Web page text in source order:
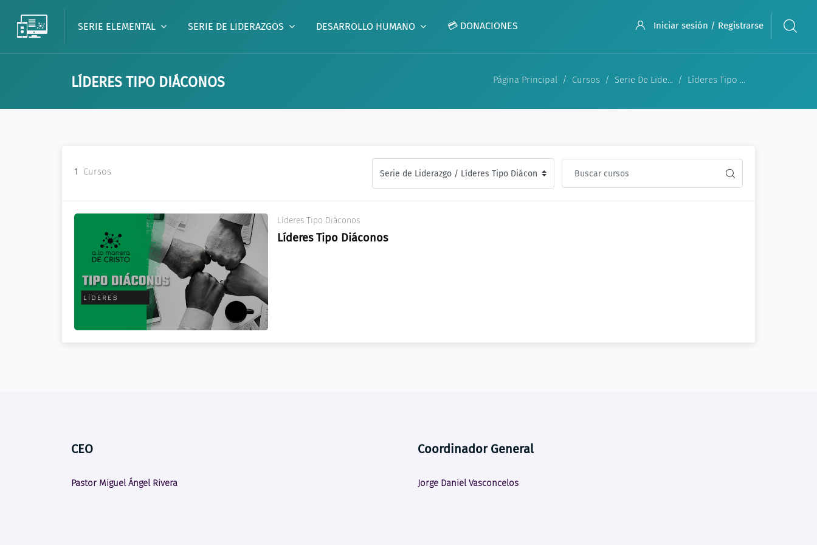
SERIE ELEMENTAL SERIE DE LIDERAZGOS DESARROLLO HUMANO 💳 DONACIONES Iniciar sesión / Registrarse
LÍDERES TIPO DIÁCONOS Página Principal Cursos Serie De Liderazgo Líderes Tipo Diáconos
1 Cursos
Líderes Tipo Diáconos
Líderes Tipo Diáconos
CEO
Pastor Miguel Ángel Rivera
Coordinador General
Jorge Daniel Vasconcelos